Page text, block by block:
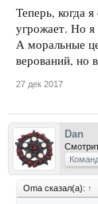
Теперь, когда
угрожает. Но
А моральные
верований, но
27 дек 2017
Dan
Oma сказал(а): ↑